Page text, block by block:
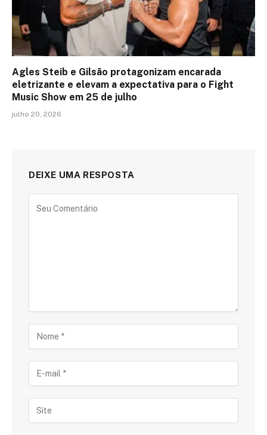
Agles Steib e Gilsão protagonizam encarada
eletrizante e elevam a expectativa para o Fight
Music Show em 25 de julho
julho 20, 2026
DEIXE UMA RESPOSTA